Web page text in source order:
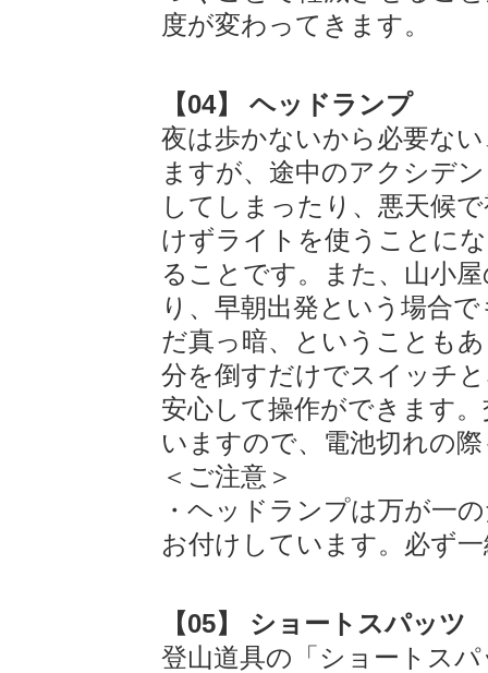
度が変わってきます。
【04】 ヘッドランプ
夜は歩かないから必要な
ますが、途中のアクシデ
してしまったり、悪天候
けずライトを使うことに
ることです。また、山小
り、早朝出発という場合
だ真っ暗、ということも
分を倒すだけでスイッチ
安心して操作ができます
いますので、電池切れの
＜ご注意＞
・ヘッドランプは万が一
お付けしています。必ず
【05】 ショートスパッツ
登山道具の「ショートス